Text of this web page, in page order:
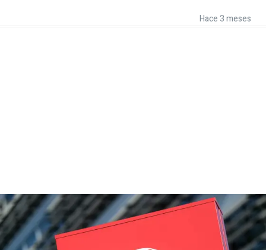
Hace 3 meses